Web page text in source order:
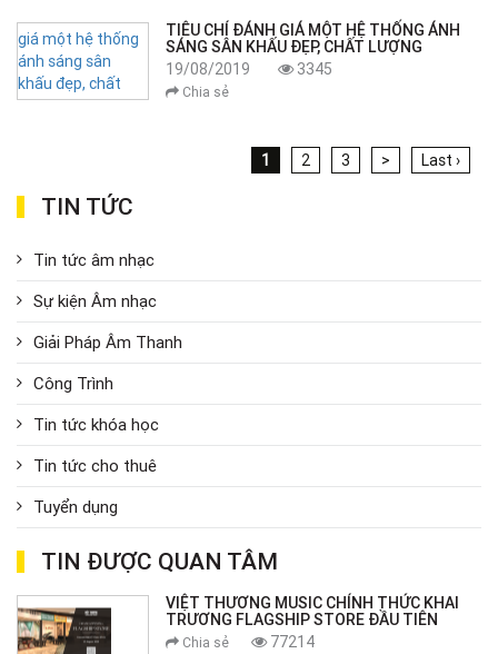
TIÊU CHÍ ĐÁNH GIÁ MỘT HỆ THỐNG ÁNH
SÁNG SÂN KHẤU ĐẸP, CHẤT LƯỢNG
19/08/2019
3345
Chia sẻ
1 2 3 > Last ›
TIN TỨC
Tin tức âm nhạc
Sự kiện Âm nhạc
Giải Pháp Âm Thanh
Công Trình
Tin tức khóa học
Tin tức cho thuê
Tuyển dụng
TIN ĐƯỢC QUAN TÂM
VIỆT THƯƠNG MUSIC CHÍNH THỨC KHAI
TRƯƠNG FLAGSHIP STORE ĐẦU TIÊN
Chia sẻ 77214